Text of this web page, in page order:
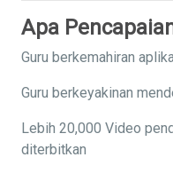
Apa
Guru berkemahiran
Guru berkeyakinan
Lebih 20,000 Video
diterbitkan